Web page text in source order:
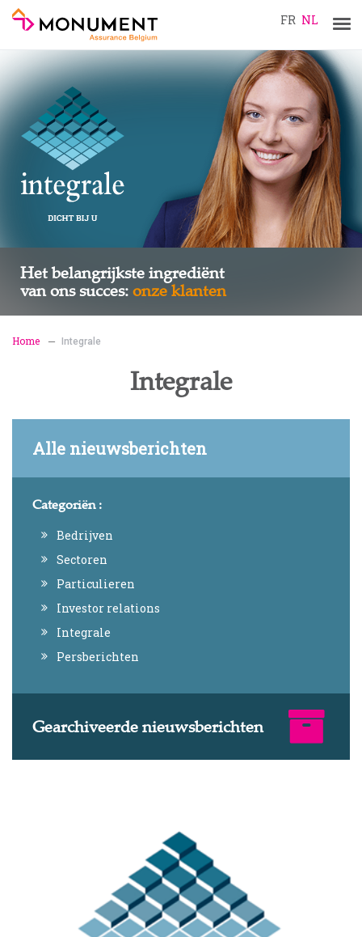
FR NL
Het belangrijkste ingrediënt
van ons succes:onze klanten
Home Integrale
Integrale
Alle nieuwsberichten
Categoriën :
Bedrijven
Sectoren
Particulieren
Investor relations
Integrale
Persberichten
Gearchiveerde nieuwsberichten